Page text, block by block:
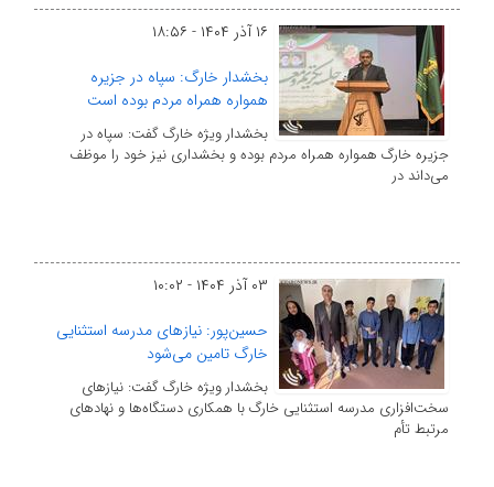
۱۶ آذر ۱۴۰۴ - ۱۸:۵۶
بخشدار خارگ: سپاه در جزیره
همواره همراه مردم بوده است
بخشدار ویژه خارگ گفت: سپاه در
جزیره خارگ همواره همراه مردم بوده و بخشداری نیز خود را موظف
می‌داند در
۰۳ آذر ۱۴۰۴ - ۱۰:۰۲
حسین‌پور: نیازهای مدرسه استثنایی
خارگ تامین می‌شود
بخشدار ویژه خارگ گفت: نیازهای
سخت‌افزاری مدرسه استثنایی خارگ با همکاری دستگاه‌ها و نهادهای
مرتبط تأم